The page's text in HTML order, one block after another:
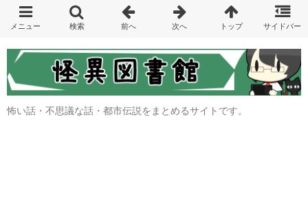
怖い話・不思議な話・都市伝説をまとめるサイトです。